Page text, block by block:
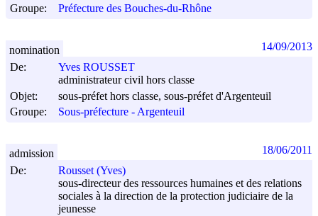
Groupe:
Préfecture des Bouches-du-Rhône
De:
Yves ROUSSET
administrateur civil hors classe
Objet:
sous-préfet hors classe, sous-préfet d'Argenteuil
Groupe:
Sous-préfecture - Argenteuil
nomination 14/09/2013
De:
Rousset (Yves)
sous-directeur des ressources humaines et des relations
sociales à la direction de la protection judiciaire de la
jeunesse
admission 18/06/2011